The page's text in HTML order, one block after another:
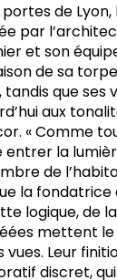
de
par
et son
de sa
tandis que ses
aux
« Comme
entrer la
de
la fondatrice
logique, de
mettent
Leur
discret,